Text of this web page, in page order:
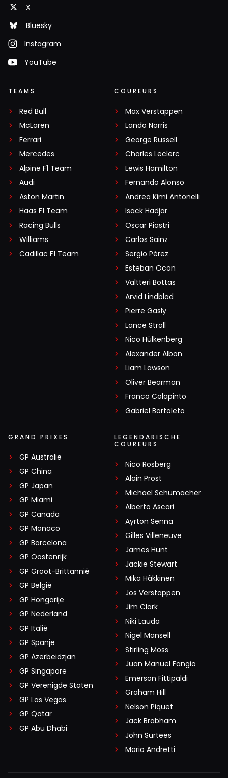
X
Bluesky
Instagram
YouTube
TEAMS
Red Bull
McLaren
Ferrari
Mercedes
Alpine F1 Team
Audi
Aston Martin
Haas F1 Team
Racing Bulls
Williams
Cadillac F1 Team
COUREURS
Max Verstappen
Lando Norris
George Russell
Charles Leclerc
Lewis Hamilton
Fernando Alonso
Andrea Kimi Antonelli
Isack Hadjar
Oscar Piastri
Carlos Sainz
Sergio Pérez
Esteban Ocon
Valtteri Bottas
Arvid Lindblad
Pierre Gasly
Lance Stroll
Nico Hülkenberg
Alexander Albon
Liam Lawson
Oliver Bearman
Franco Colapinto
Gabriel Bortoleto
GRAND PRIXES
GP Australië
GP China
GP Japan
GP Miami
GP Canada
GP Monaco
GP Barcelona
GP Oostenrijk
GP Groot-Brittannië
GP België
GP Hongarije
GP Nederland
GP Italië
GP Spanje
GP Azerbeidzjan
GP Singapore
GP Verenigde Staten
GP Las Vegas
GP Qatar
GP Abu Dhabi
LEGENDARISCHE
COUREURS
Nico Rosberg
Alain Prost
Michael Schumacher
Alberto Ascari
Ayrton Senna
Gilles Villeneuve
James Hunt
Jackie Stewart
Mika Häkkinen
Jos Verstappen
Jim Clark
Niki Lauda
Nigel Mansell
Stirling Moss
Juan Manuel Fangio
Emerson Fittipaldi
Graham Hill
Nelson Piquet
Jack Brabham
John Surtees
Mario Andretti